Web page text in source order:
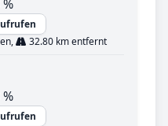
32.80 km entfernt